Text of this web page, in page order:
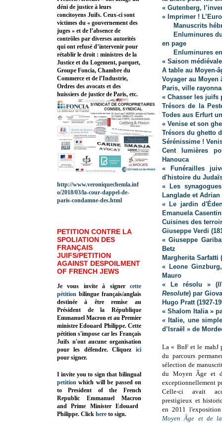
« Gutenberg,
« Imprimer !
Manuscrits
Enluminures
en page
Enluminures
« Saison
A table au Moyen-
Voyager au Moyen
Paris, ville
« Chasser les juifs
Trésors de la
Todes aus Erfurt
« Venise et son
Trésors du ghetto
Sérénissime !
Cent lumières
Hanouca
« Funérailles
d'histoire du
« Les
Langlade et
« Le jardin
Emanuela
Cuisines des
Giuseppe Verdi
« Giuseppe
Betz
Margherita Sarfatti
« Leone
Mauro
« Le résolu » (
Resolute) par
Hugo Pratt (1927-
« Shalom Italia »
« Italie, une
d’Israël » de
La « BnF et le mahJ
du parcours
sélection de
du Moyen Âge et
exceptionnellement
Celle-ci avait
prestigieux et
en 2011
Moyen Âge et de
déni de justice à leurs
concitoyens Juifs. Ceux-ci sont
victimes du « gouvernement des
juges » et de l’absence de
contrôles par diverses autorités
qui ont refusé d’intervenir pour
rétablir le droit : ministres de la
Justice et du Logement, parquet,
Groupe Foncia, Chambre du
Commerce et de l’Industrie,
Ordres des avocats et des
huissiers de justice de Paris, etc.
http://www.veroniquechemla.inf
o/2018/03/la-cour-dappel-de-
paris-condamne-des.html
PETITION CONTRE LA
SPOLIATION DES
FRANÇAIS
JUIFS/PETITION
AGAINST DESPOILMENT
OF FRENCH JEWS
Je vous invite à signer cette
pétition bilingue français/anglais
destinée à être remise au
Président de la République
Emmanuel Macron et au Premier
ministre Edouard Philippe. Cette
pétition s'impose car les Français
Juifs n'ont aucune organisation
pour les défendre. Cliquez
ici
pour signer.
I invite you to sign that bilingual
petition which will be passed on
to President of the French
Republic Emmanuel Macron
and Prime MinisterEdouard
Philippe. Click here to sign.